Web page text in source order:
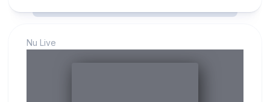
Nu Live